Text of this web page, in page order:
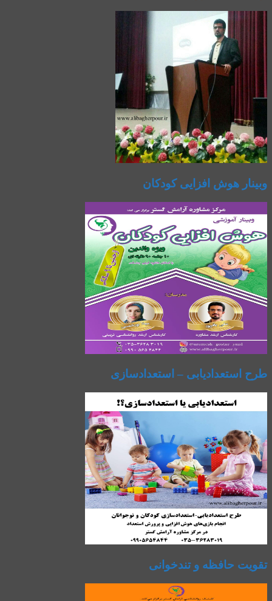
وبینار هوش افزایی کودکان
طرح استعدادیابی – استعدادسازی
تقویت حافظه و تندخوانی